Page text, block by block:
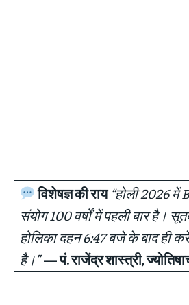
विशेषज्ञ की राय “होली 2026
संयोग 100 वर्षों में पहली बार है।
होलिका दहन 6:47 बजे के बाद ही
है।” — पं. राजेंद्र शास्त्री,